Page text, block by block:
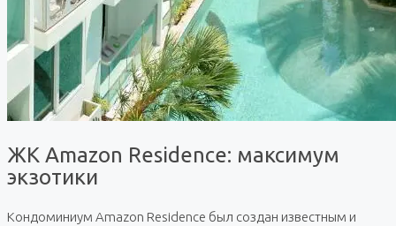
ЖК Amazon Residence: максимум
экзотики
Кондоминиум Amazon Residence был создан известным и